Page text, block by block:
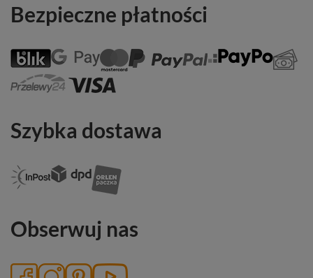
Bezpieczne płatności
Szybka dostawa
Obserwuj nas